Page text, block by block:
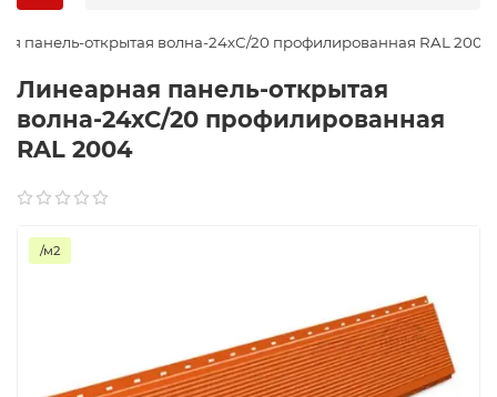
панель-открытая волна-24хС/20 профилированная RAL 2004
Линеарная панель-открытая
волна-24хС/20 профилированная
RAL 2004
/м2